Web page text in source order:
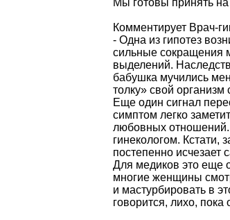
Комментирует Врач-
- Одна из гипотез
сильные сокращения
выделений.
бабушка мучились
толку» свой
Еще один сигнал
симптом легко
любовных отношений.
гинекологом. Кстати,
постепенно исчезает
Для медиков это еще
многие женщины
и мастурбировать в
говорится, лихо, пока